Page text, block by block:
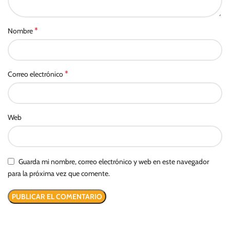
Nombre*
Correo electrónico*
Web
Guarda mi nombre, correo electrónico y web en este navegador
para la próxima vez que comente.